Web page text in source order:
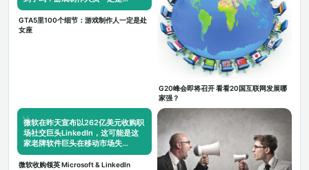
GTA5里100个细节：游戏制作人一定是处
女座
G20峰会即将召开 看看20国互联网发展哪
家强？
微软在昨天宣布以262亿美元收购职
场社交巨头LinkedIn，这可能是这
家老牌软件巨头在移动市场失…
微软收购领英 Microsoft & LinkedIn